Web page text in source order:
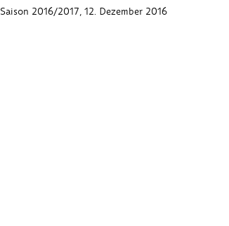
Saison 2016/2017, 12. Dezember 2016